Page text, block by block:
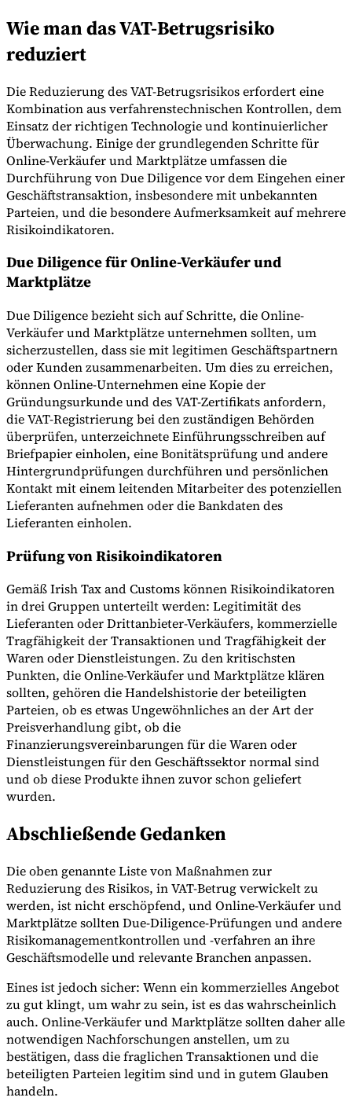
Wie man das VAT-Betrugsrisiko
reduziert
Die Reduzierung des VAT-Betrugsrisikos erfordert eine
Kombination aus verfahrenstechnischen Kontrollen, dem
Einsatz der richtigen Technologie und kontinuierlicher
Überwachung. Einige der grundlegenden Schritte für
Online-Verkäufer und Marktplätze umfassen die
Durchführung von Due Diligence vor dem Eingehen einer
Geschäftstransaktion, insbesondere mit unbekannten
Parteien, und die besondere Aufmerksamkeit auf mehrere
Risikoindikatoren.
Due Diligence für Online-Verkäufer und
Marktplätze
Due Diligence bezieht sich auf Schritte, die Online-
Verkäufer und Marktplätze unternehmen sollten, um
sicherzustellen, dass sie mit legitimen Geschäftspartnern
oder Kunden zusammenarbeiten. Um dies zu erreichen,
können Online-Unternehmen eine Kopie der
Gründungsurkunde und des VAT-Zertifikats anfordern,
die VAT-Registrierung bei den zuständigen Behörden
überprüfen, unterzeichnete Einführungsschreiben auf
Briefpapier einholen, eine Bonitätsprüfung und andere
Hintergrundprüfungen durchführen und persönlichen
Kontakt mit einem leitenden Mitarbeiter des potenziellen
Lieferanten aufnehmen oder die Bankdaten des
Lieferanten einholen.
Prüfung von Risikoindikatoren
Gemäß Irish Tax and Customs können Risikoindikatoren
in drei Gruppen unterteilt werden: Legitimität des
Lieferanten oder Drittanbieter-Verkäufers, kommerzielle
Tragfähigkeit der Transaktionen und Tragfähigkeit der
Waren oder Dienstleistungen. Zu den kritischsten
Punkten, die Online-Verkäufer und Marktplätze klären
sollten, gehören die Handelshistorie der beteiligten
Parteien, ob es etwas Ungewöhnliches an der Art der
Preisverhandlung gibt, ob die
Finanzierungsvereinbarungen für die Waren oder
Dienstleistungen für den Geschäftssektor normal sind
und ob diese Produkte ihnen zuvor schon geliefert
wurden.
Abschließende Gedanken
Die oben genannte Liste von Maßnahmen zur
Reduzierung des Risikos, in VAT-Betrug verwickelt zu
werden, ist nicht erschöpfend, und Online-Verkäufer und
Marktplätze sollten Due-Diligence-Prüfungen und andere
Risikomanagementkontrollen und -verfahren an ihre
Geschäftsmodelle und relevante Branchen anpassen.
Eines ist jedoch sicher: Wenn ein kommerzielles Angebot
zu gut klingt, um wahr zu sein, ist es das wahrscheinlich
auch. Online-Verkäufer und Marktplätze sollten daher alle
notwendigen Nachforschungen anstellen, um zu
bestätigen, dass die fraglichen Transaktionen und die
beteiligten Parteien legitim sind und in gutem Glauben
handeln.